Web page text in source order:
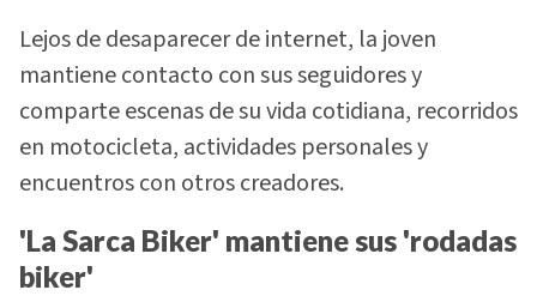
Lejos de desaparecer de internet, la joven
mantiene contacto con sus seguidores y
comparte escenas de su vida cotidiana, recorridos
en motocicleta, actividades personales y
encuentros con otros creadores.
'La Sarca Biker' mantiene sus 'rodadas
biker'